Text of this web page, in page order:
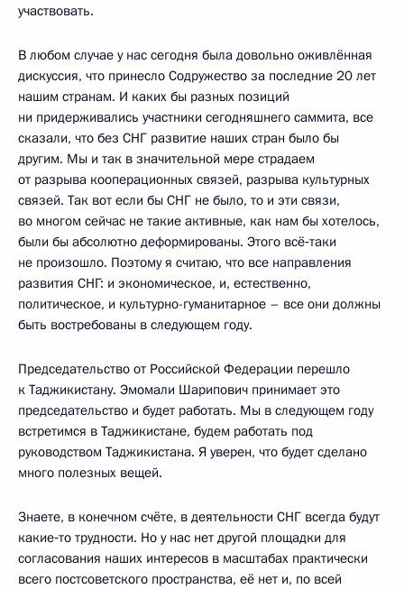
участвовать.
В любом случае у нас сегодня была довольно оживлённая
дискуссия, что принесло Содружество за последние 20 лет
нашим странам. И каких бы разных позиций
ни придерживались участники сегодняшнего саммита, все
сказали, что без СНГ развитие наших стран было бы
другим. Мы и так в значительной мере страдаем
от разрыва кооперационных связей, разрыва культурных
связей. Так вот если бы СНГ не было, то и эти связи,
во многом сейчас не такие активные, как нам бы хотелось,
были бы абсолютно деформированы. Этого всё‑таки
не произошло. Поэтому я считаю, что все направления
развития СНГ: и экономическое, и, естественно,
политическое, и культурно-гуманитарное – все они должны
быть востребованы в следующем году.
Председательство от Российской Федерации перешло
к Таджикистану. Эмомали Шарипович принимает это
председательство и будет работать. Мы в следующем году
встретимся в Таджикистане, будем работать под
руководством Таджикистана. Я уверен, что будет сделано
много полезных вещей.
Знаете, в конечном счёте, в деятельности СНГ всегда будут
какие‑то трудности. Но у нас нет другой площадки для
согласования наших интересов в масштабах практически
всего постсоветского пространства, её нет и, по всей